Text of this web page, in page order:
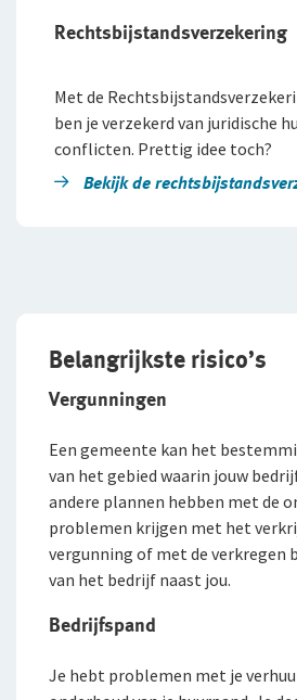
Expat Pakket Collectief
Zakenreisverzekering Individueel
Zakenreisverzekering Collectief
Groothandel
Persoonlijke dienstverlening
Zakelijke dienstverlening
Andere branches
Gratis persoonlijk advies voor jouw
De Preventiezaak
Advies op maat
Met een onafhankelijke adviseur de
jou
Voor ondernemers
Voor particulieren
Voor expats
Service en contact
Contactformulier
Klachtenregeling
Over De Goudse
Over De Goudse
Wie wij zijn
Ons beleid
Fondsen en koersen
Rechtsbijstandsverzekering
Met de
ben je verzekerd van juridische
conflicten. Prettig idee toch?
Bekijk de
Belangrijkste risico’s
Vergunningen
Een gemeente kan het
van het gebied waarin jouw
andere plannen hebben met de
problemen krijgen met het
vergunning of met de verkregen
van het bedrijf naast jou.
Bedrijfspand
Je hebt problemen met je